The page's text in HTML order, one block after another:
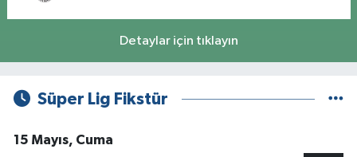
Detaylar için tıklayın
Süper Lig Fikstür
15 Mayıs, Cuma